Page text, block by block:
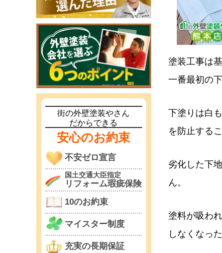
塗装工事は
一番最初の
下塗りは白
を防止する
劣化した下
ん。
塗料が吸わ
しなくなっ
街の外壁塗装やさん
だからできる
安心のお約束
不安ゼロ宣言
国土交通大臣指定
リフォーム瑕疵保険
10のお約束
マイスター制度
充実の長期保証